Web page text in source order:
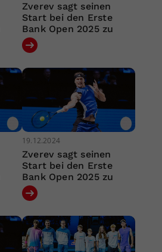
Zverev sagt seinen
Start bei den Erste
Bank Open 2025 zu
19.12.2024
Zverev sagt seinen
Start bei den Erste
Bank Open 2025 zu